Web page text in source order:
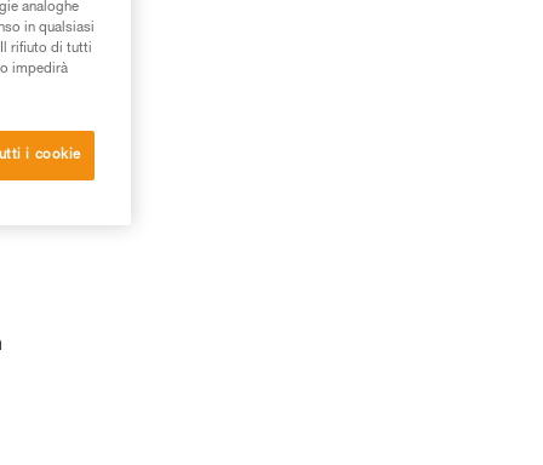
analoghe
in qualsiasi
rifiuto di tutti
impedirà
i cookie